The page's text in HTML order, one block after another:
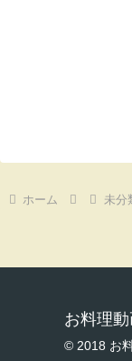
ホーム 未分
お料理
© 2018 お